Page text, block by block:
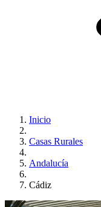
Inicio
Casas Rurales
Andalucía
Cádiz